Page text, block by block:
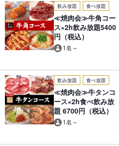
飲み放題 食べ放題
≪焼肉会≫牛角コー
ス×2h飲み放題5400
円（税込）
1名～
飲み放題 食べ放題
≪焼肉会≫牛タンコ
ース×2h食べ飲み放
題 6700円（税込）
1名～